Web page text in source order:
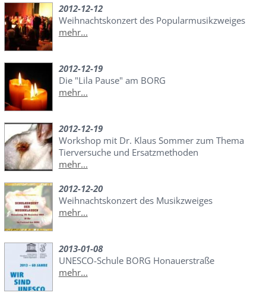
2012-12-12
Weihnachtskonzert des Popularmusikzweiges
mehr...
2012-12-19
Die "Lila Pause" am BORG
mehr...
2012-12-19
Workshop mit Dr. Klaus Sommer zum Thema
Tierversuche und Ersatzmethoden
mehr...
2012-12-20
Weihnachtskonzert des Musikzweiges
mehr...
2013-01-08
UNESCO-Schule BORG Honauerstraße
mehr...